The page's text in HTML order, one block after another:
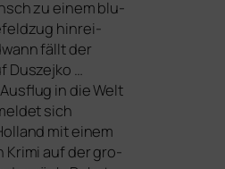
zu einem blu­
hin­rei­
fällt der
Duszejko …
in die Welt
sich
mit einem
Krimi auf der gro­